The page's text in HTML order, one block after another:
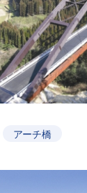
アーチ橋